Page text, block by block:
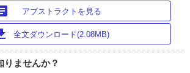
アブストラクトを見る
全文ダウンロード(2.08MB)
りませんか？